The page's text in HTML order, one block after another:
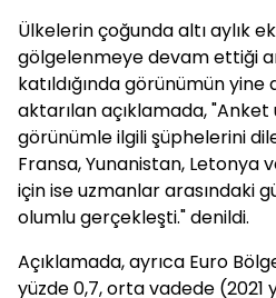
Ülkelerin çoğunda altı aylık
gölgelenmeye devam ettiği
katıldığında görünümün
aktarılan açıklamada, "Anket
görünümle ilgili şüphelerini
Fransa, Yunanistan, Letonya
için ise uzmanlar arasındaki
olumlu gerçekleşti." denildi.
Açıklamada, ayrıca Euro
yüzde 0,7, orta vadede (2021